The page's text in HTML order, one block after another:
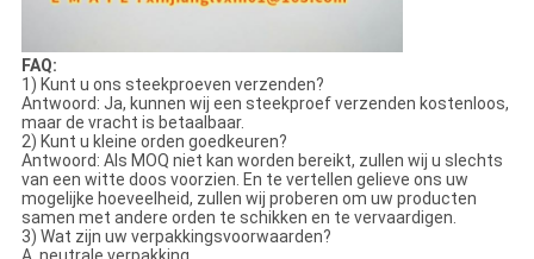
FAQ:
1) Kunt u ons steekproeven verzenden?
Antwoord: Ja, kunnen wij een steekproef verzenden kostenloos,
maar de vracht is betaalbaar.
2) Kunt u kleine orden goedkeuren?
Antwoord: Als MOQ niet kan worden bereikt, zullen wij u slechts
van een witte doos voorzien. En te vertellen gelieve ons uw
mogelijke hoeveelheid, zullen wij proberen om uw producten
samen met andere orden te schikken en te vervaardigen.
3) Wat zijn uw verpakkingsvoorwaarden?